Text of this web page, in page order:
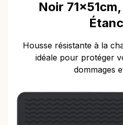
Noir
Housse résistante à la
idéale pour protéger
dommages